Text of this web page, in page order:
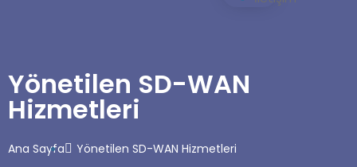
Yönetilen SD-WAN
Hizmetleri
Ana Sayfa Yönetilen SD-WAN Hizmetleri